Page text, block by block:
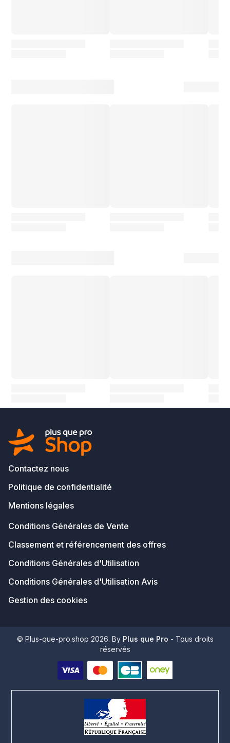
Contactez nous
Politique de confidentialité
Mentions légales
Conditions Générales de Vente
Classement et référencement des offres
Conditions Générales d'Utilisation
Conditions Générales d'Utilisation Avis
Gestion des cookies
© Plus-que-pro.shop 2026. By Plus que Pro - Tous droits
réservés